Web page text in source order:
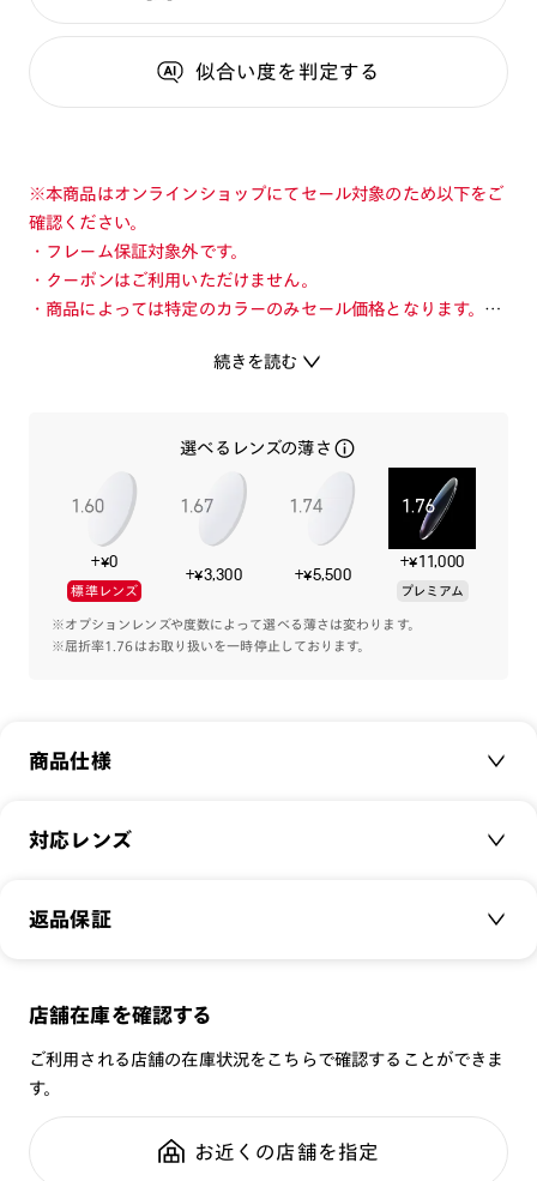
似合い度を判定する
※本商品はオンラインショップにてセール対象のため以下をご
確認ください。
・フレーム保証対象外です。
・クーポンはご利用いただけません。
・商品によっては特定のカラーのみセール価格となります。カ
・店舗とオンラインショップで価格が異なる場合があります。
細めのシルエットと繊細なディテールで顔馴染みのよいJINS
CLASSIC。
トレンドに寄り添いながらも程よい抜け感のあるクラウンパン
トタイプのフロントデザイン。
艶とカラーの発色が美しいアセテート素材や芯金の彫金で、上
質で気品よく仕上げたクラシックフレームです。
ため、お届けする商品の模様は掲載画像と差異がございます。
続きを読む
選べるレンズの薄さ
+¥0
標準レンズ
+¥3,300 +¥5,500
+¥11,000
プレミアム
※オプションレンズや度数によって選べる薄さは変わります。
※屈折率1.76はお取り扱いを一時停止しております。
商品仕様
商品名：
サイズ：
シリーズ： STANDARD
性別： UNISEX
鼻パッド：
テンプル：アセテート
対応レンズ
クリアレンズ（常用・老眼鏡用）
JINS SCREEN
可視光調光UVダブルカットレンズ
可視光調光SCREEN
調光レンズ
調光UVダブルカット
返品保証
メガネの度数が合わなくなっても、
全国の店舗で無料フィッティング
修理のご相談もいつでもお気軽に
店舗在庫を確認する
ご利用される店舗の在庫状況をこちらで確認することができま
す。
お近くの店舗を指定